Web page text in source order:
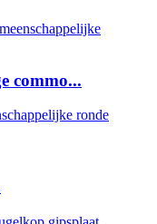
commo...